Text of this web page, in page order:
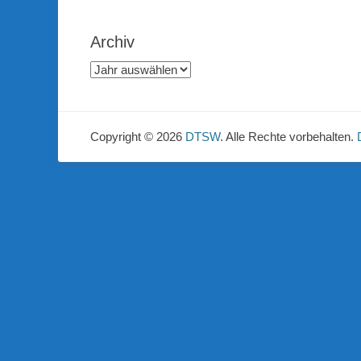
Archiv
Copyright © 2026 DTSW. Alle Rechte vorbehalten.